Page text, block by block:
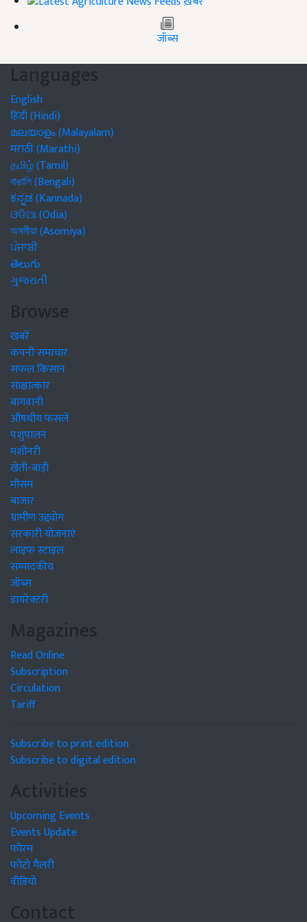
जॉब्स
Languages
English
हिंदी (Hindi)
മലയാളം (Malayalam)
मराठी (Marathi)
தமிழ் (Tamil)
বাঙালি (Bengali)
ಕನ್ನಡ (Kannada)
ଓଡିଆ (Odia)
অসমীয়া (Asomiya)
ਪੰਜਾਬੀ
తెలుగు
ગુજરાતી
Browse
खबरें
कंपनी समाचार
सफल किसान
साक्षात्कार
बागवानी
औषधीय फसलें
पशुपालन
मशीनरी
खेती-बाड़ी
मौसम
बाजार
ग्रामीण उद्द्योग
सरकारी योजनाएं
लाइफ स्टाइल
सम्पादकीय
जॉब्स
डायरेक्टरी
Magazines
Read Online
Subscription
Circulation
Tariff
Subscribe to print edition
Subscribe to digital edition
Activities
Upcoming Events
Events Update
फोरम
फोटो गैलरी
वीडियो
Contact